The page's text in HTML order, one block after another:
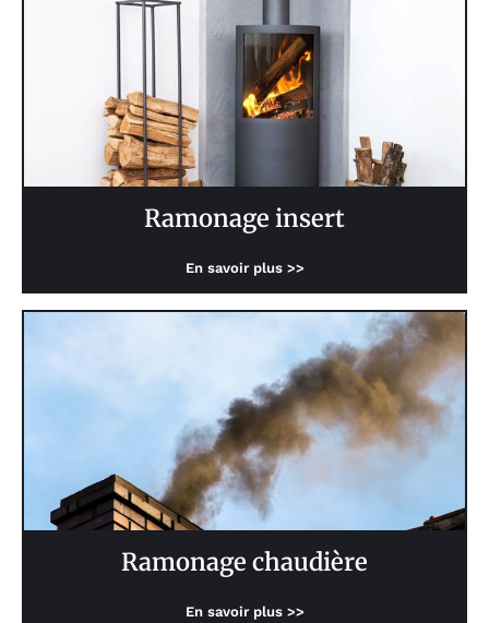
Ramonage insert
En savoir plus >>
Ramonage chaudière
En savoir plus >>